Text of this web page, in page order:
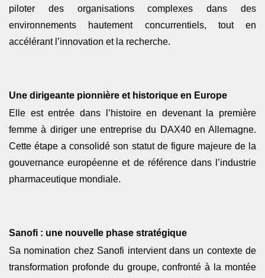
piloter des organisations complexes dans des
environnements hautement concurrentiels, tout en
accélérant l’innovation et la recherche.
Une dirigeante pionnière et historique en Europe
Elle est entrée dans l’histoire en devenant la première
femme à diriger une entreprise du DAX40 en Allemagne.
Cette étape a consolidé son statut de figure majeure de la
gouvernance européenne et de référence dans l’industrie
pharmaceutique mondiale.
Sanofi : une nouvelle phase stratégique
Sa nomination chez Sanofi intervient dans un contexte de
transformation profonde du groupe, confronté à la montée